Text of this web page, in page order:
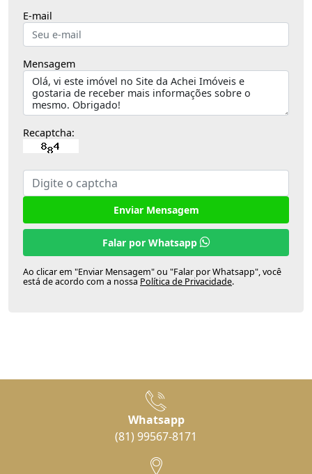
E-mail
Mensagem
Recaptcha:
Enviar Mensagem
Falar por Whatsapp
Ao clicar em "Enviar Mensagem" ou "Falar por Whatsapp", você
está de acordo com a nossa Política de Privacidade.
Whatsapp
(81) 99567-8171